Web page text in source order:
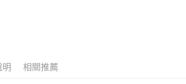
明 相關推薦